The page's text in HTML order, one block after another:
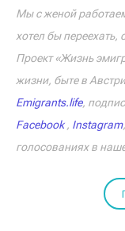
Мы с женой
хотел бы переехать,
Проект «Жизнь
жизни, быте в
Emigrants.life,
Facebook, Instagram,
голосованиях в